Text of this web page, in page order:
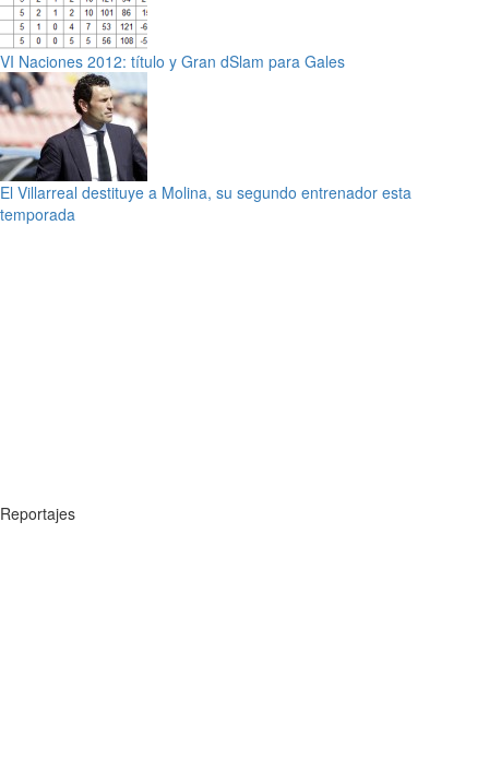
VI Naciones 2012: título y Gran dSlam para Gales
El Villarreal destituye a Molina, su segundo entrenador esta
temporada
Reportajes